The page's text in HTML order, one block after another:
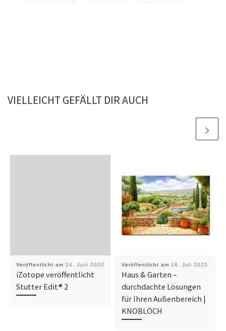
VIELLEICHT GEFÄLLT DIR AUCH
Veröffentlicht am 24. Juni 2020
iZotope veröffentlicht
Stutter Edit® 2
Veröffentlicht am 18. Juli 2025
Haus & Garten –
durchdachte Lösungen
für Ihren Außenbereich |
KNOBLOCH